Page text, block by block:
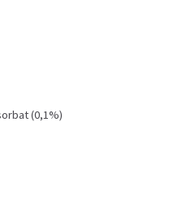
(0,1%)